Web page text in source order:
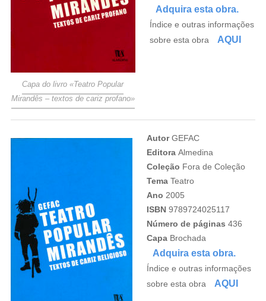
Capa do livro «Teatro Popular
Mirandês – textos de cariz profano»
Adquira esta obra.
Índice e outras informações
sobre esta obra
AQUI
AutorGEFAC
EditoraAlmedina
Coleção Fora de Coleção
TemaTeatro
Ano 2005
ISBN9789724025117
Número de páginas 436
CapaBrochada
Adquira esta obra.
Índice e outras informações
sobre esta obra
AQUI